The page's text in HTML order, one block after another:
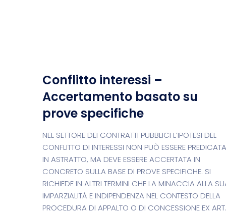
Conflitto interessi –
Accertamento basato su
prove specifiche
NEL SETTORE DEI CONTRATTI PUBBLICI L’IPOTESI DEL
CONFLITTO DI INTERESSI NON PUÒ ESSERE PREDICATA
IN ASTRATTO, MA DEVE ESSERE ACCERTATA IN
CONCRETO SULLA BASE DI PROVE SPECIFICHE. SI
RICHIEDE IN ALTRI TERMINI CHE LA MINACCIA ALLA
IMPARZIALITÀ E INDIPENDENZA NEL CONTESTO DELLA
PROCEDURA DI APPALTO O DI CONCESSIONE EX ART.